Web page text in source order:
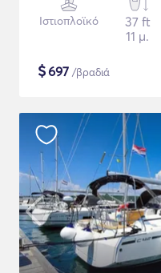
Ιστιοπλοϊκό
37 ft
11 μ.
$697 /βραδιά